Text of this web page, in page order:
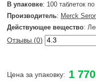
В упаковке: 100 таблеток
Производитель: Merck
Действующее вещество:
Отзывы (0)
Цена за упаковку: 1